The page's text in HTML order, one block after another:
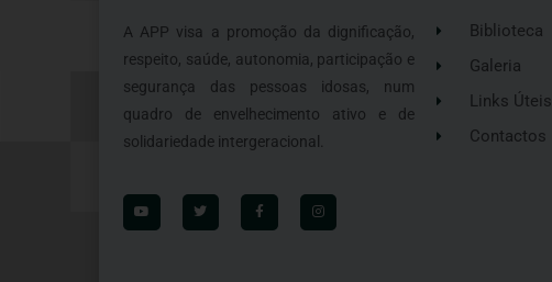
A APP visa a promoção da dignificação,
respeito, saúde, autonomia, participação e
segurança das pessoas idosas, num
quadro de envelhecimento ativo e de
solidariedade intergeracional.
Biblioteca
Galeria
Links Úteis
Contactos